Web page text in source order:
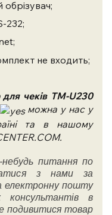
232;
не входить;
для чеків ТМ-U230
можна у нас у
та в нашому
питання по
з нами за
електронну пошту
в
подивитися товар